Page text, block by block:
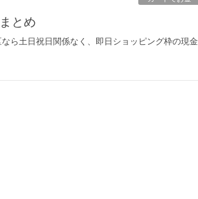
とめ
ら土日祝日関係なく、即日ショッピング枠の現金